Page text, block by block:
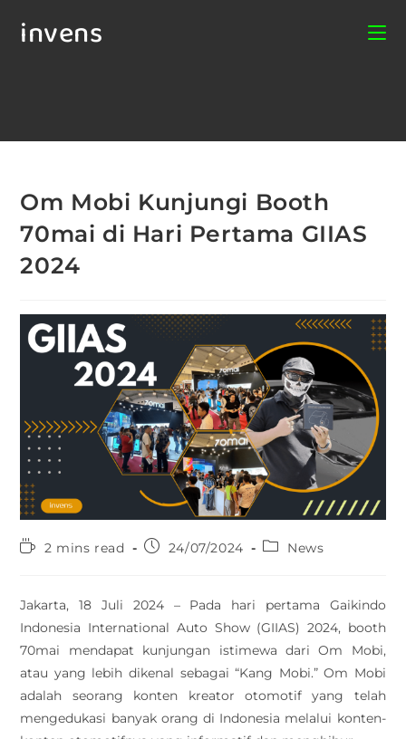
invens
Om Mobi Kunjungi Booth
70mai di Hari Pertama GIIAS
2024
2 mins read 24/07/2024 News
Jakarta, 18 Juli 2024 – Pada hari pertama Gaikindo
Indonesia International Auto Show (GIIAS) 2024, booth
70mai mendapat kunjungan istimewa dari Om Mobi,
atau yang lebih dikenal sebagai “Kang Mobi.” Om Mobi
adalah seorang konten kreator otomotif yang telah
mengedukasi banyak orang di Indonesia melalui konten-